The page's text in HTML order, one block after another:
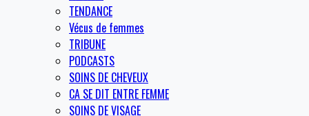
TENDANCE
Vécus de femmes
TRIBUNE
PODCASTS
SOINS DE CHEVEUX
CA SE DIT ENTRE FEMME
SOINS DE VISAGE